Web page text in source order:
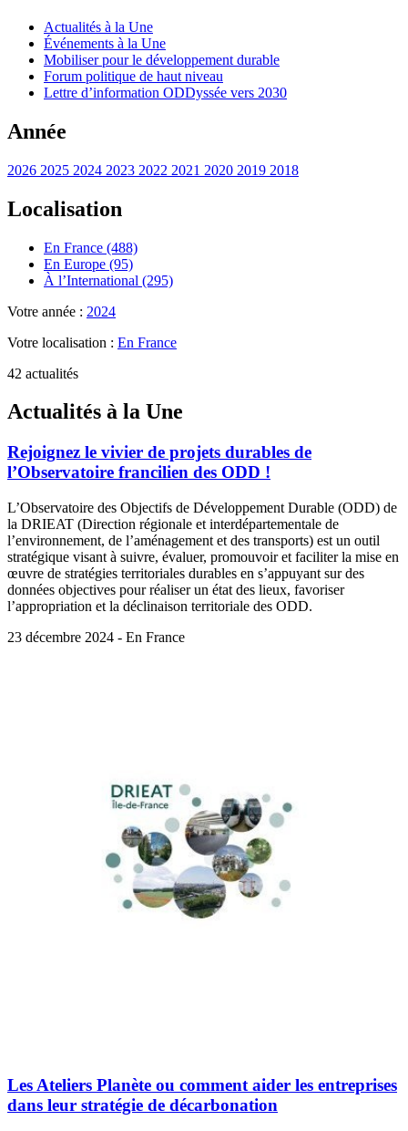
Actualités à la Une
Événements à la Une
Mobiliser pour le développement durable
Forum politique de haut niveau
Lettre d’information ODDyssée vers 2030
Année
2026 2025 2024 2023 2022 2021 2020 2019 2018
Localisation
En France (488)
En Europe (95)
À l’International (295)
Votre année : 2024
Votre localisation : En France
42 actualités
Actualités à la Une
Rejoignez le vivier de projets durables de
l’Observatoire francilien des ODD !
L’Observatoire des Objectifs de Développement Durable (ODD) de
la DRIEAT (Direction régionale et interdépartementale de
l’environnement, de l’aménagement et des transports) est un outil
stratégique visant à suivre, évaluer, promouvoir et faciliter la mise en
œuvre de stratégies territoriales durables en s’appuyant sur des
données objectives pour réaliser un état des lieux, favoriser
l’appropriation et la déclinaison territoriale des ODD.
23 décembre 2024 - En France
Les Ateliers Planète ou comment aider les entreprises
dans leur stratégie de décarbonation